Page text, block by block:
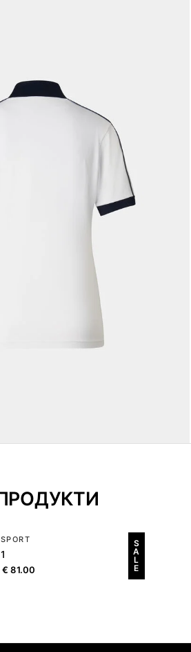
€ 81.00
S
A
L
E